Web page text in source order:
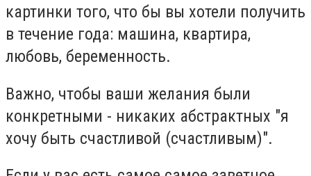
картинки того, что бы вы хотели получить
в течение года: машина, квартира,
любовь, беременность.
Важно, чтобы ваши желания были
конкретными - никаких абстрактных "я
хочу быть счастливой (счастливым)".